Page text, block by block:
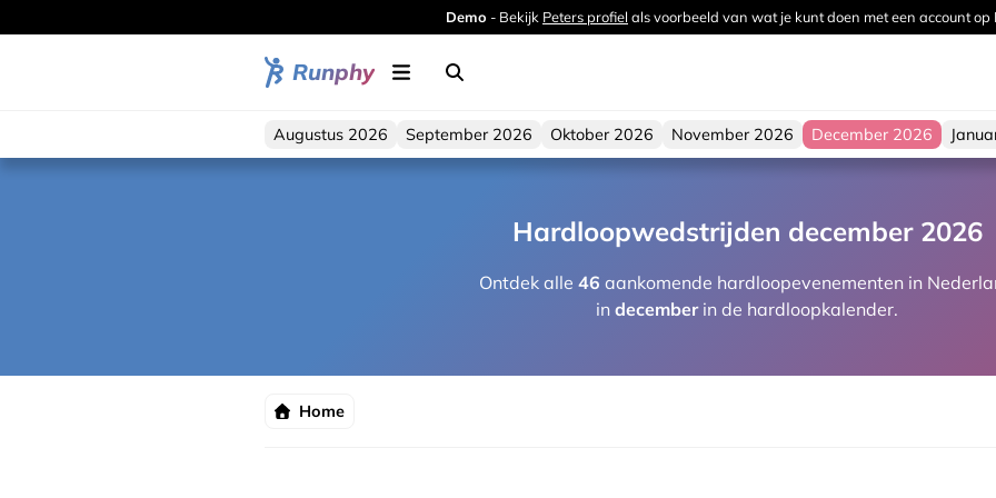
Demo - Bekijk Peters profiel als voorbeeld van wat je kunt doen met een account op
Runphy
Augustus 2026 September 2026 Oktober 2026 November 2026 December 2026
Hardloopwedstrijden december 2026
Ontdek alle 46 aankomende hardloopevenementen in
in decemberin de hardloopkalender.
Home